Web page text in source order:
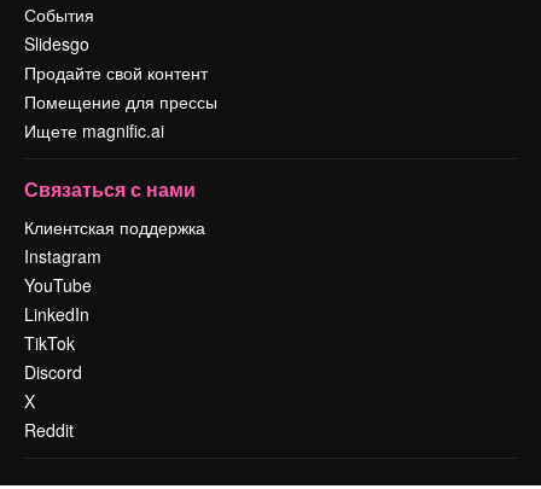
События
Slidesgo
Продайте свой контент
Помещение для прессы
Ищете magnific.ai
Связаться с нами
Клиентская поддержка
Instagram
YouTube
LinkedIn
TikTok
Discord
X
Reddit